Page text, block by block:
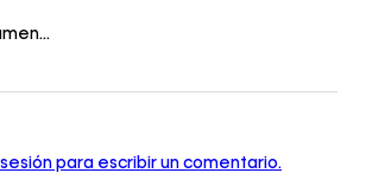
sesión para escribir un comentario.